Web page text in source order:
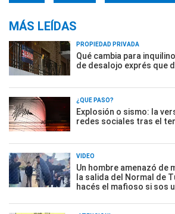
MÁS LEÍDAS
PROPIEDAD PRIVADA
Qué cambia para
de desalojo exprés que
¿QUÉ PASÓ?
Explosión o sismo: la
redes sociales tras el
VIDEO
Un hombre amenazó de
la salida del Normal de
hacés el mafioso si sos